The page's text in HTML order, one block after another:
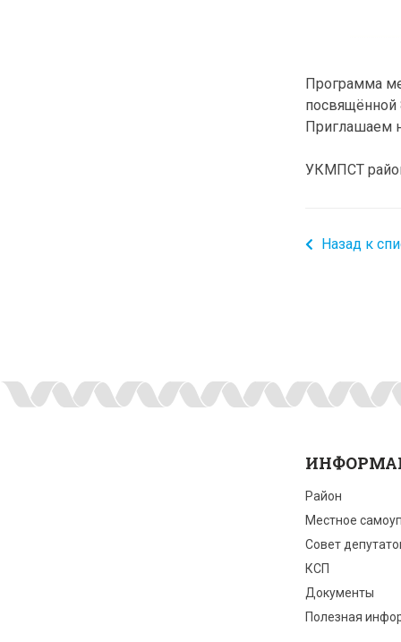
Программа
посвящённой
Приглашаем
УКМПСТ
Назад к
Район
Местное
Совет
КСП
Документы
Полезная